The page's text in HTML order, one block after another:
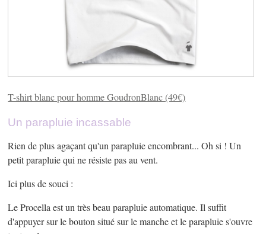
T-shirt blanc pour homme GoudronBlanc (49€)
Un parapluie incassable
Rien de plus agaçant qu'un parapluie encombrant... Oh si ! Un
petit parapluie qui ne résiste pas au vent.
Ici plus de souci :
Le Procella est un très beau parapluie automatique. Il suffit
d'appuyer sur le bouton situé sur le manche et le parapluie s'ouvre